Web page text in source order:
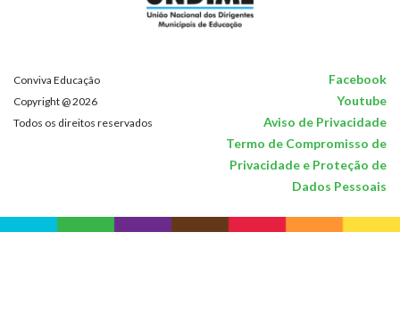
Conviva Educação Facebook
Copyright @ 2026 Youtube
Todos os direitos reservados
Aviso de Privacidade
Termo de Compromisso de
Privacidade e Proteção de
Dados Pessoais